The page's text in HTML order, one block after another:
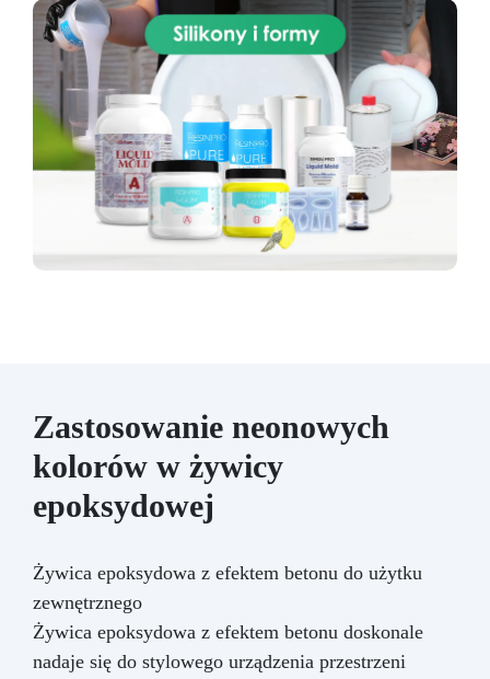
Zastosowanie neonowych
kolorów w żywicy
epoksydowej
Żywica epoksydowa z efektem betonu do użytku
zewnętrznego
Żywica epoksydowa z efektem betonu doskonale
nadaje się do stylowego urządzenia przestrzeni